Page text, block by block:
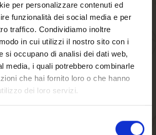
per personalizzare contenuti ed
funzionalità dei social media e per
traffico. Condividiamo inoltre
in cui utilizzi il nostro sito con i
si occupano di analisi dei dati web,
media, i quali potrebbero combinarle
che hai fornito loro o che hanno
dei loro servizi.
Weihnachtswald
Euro an
zugunsten